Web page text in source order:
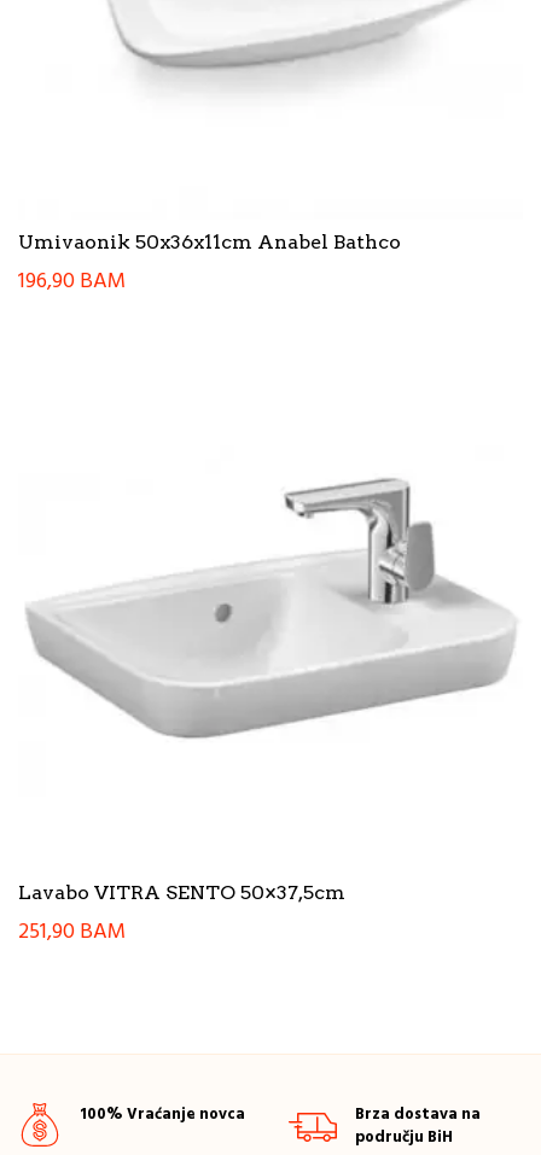
Umivaonik 50x36x11cm Anabel Bathco
196,90BAM
Lavabo VITRA SENTO 50×37,5cm
251,90BAM
100% Vraćanje novca
Brza dostava na
području BiH